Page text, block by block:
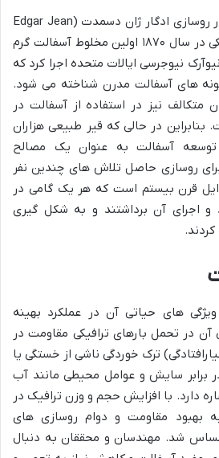
در زمینه استفاده از قیر در روسازی ادگار ژان دسمدت (Edgar Jean
Desmedt) شیمیدان بلژیکی در سال ۱۸۷۰ اولین مخلوط آسفالت گرم
نیوجرسی ایالات متحده اجرا کرد که
های آسفالت مدرن شناخته می شود.
نیز در استفاده از آسفالت در
در حالی که قیر طبیعی هزاران
آسفالت به عنوان یک مصالح
روسازی حاصل تلاش های چندین نفر
قرن بیستم است که هر یک گامی در
و اجرای آن برداشتند و به شکل گیری
های حیاتی آن در عملکرد بهینه
آن در تحمل بارهای ترافیکی مقاومت در
ترک خوردگی ناشی از خستگی یا
برابر سایش و عوامل محیطی مانند آب
دارد. با افزایش حجم و وزن ترافیک در
بهبود مقاومت و دوام روسازی های
شد. مهندسان و محققان به دنبال